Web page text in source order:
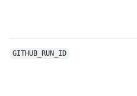
GITHUB_RUN_ID